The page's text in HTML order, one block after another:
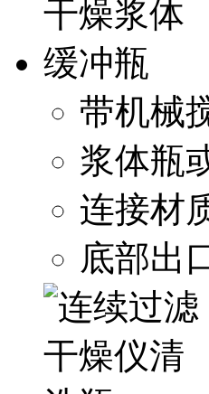
带机械
浆体瓶
连接材
底部出